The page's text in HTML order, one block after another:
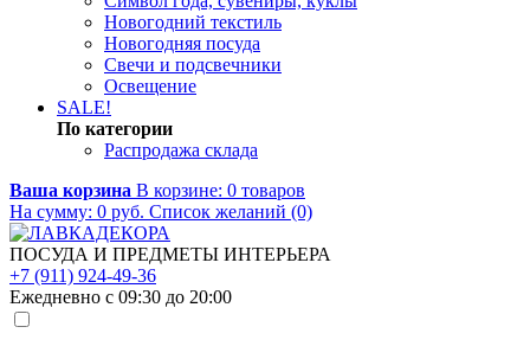
Новогодний текстиль
Новогодняя посуда
Свечи и подсвечники
Освещение
SALE!
По категории
Распродажа склада
Ваша корзина В корзине: 0 товаров
На сумму: 0 руб. Список желаний (0)
ПОСУДА И ПРЕДМЕТЫ ИНТЕРЬЕРА
+7 (911) 924-49-36
Ежедневно с 09:30 до 20:00